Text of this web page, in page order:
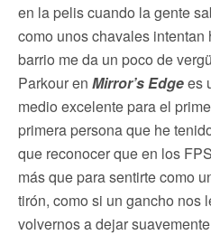
en la pelis cuando la gente
como unos chavales
barrio me da un poco de
Parkour en Mirror’s Edgees
medio excelente para el
primera persona que he
que reconocer que en los
más que para sentirte como
tirón, como si un gancho nos
volvernos a dejar